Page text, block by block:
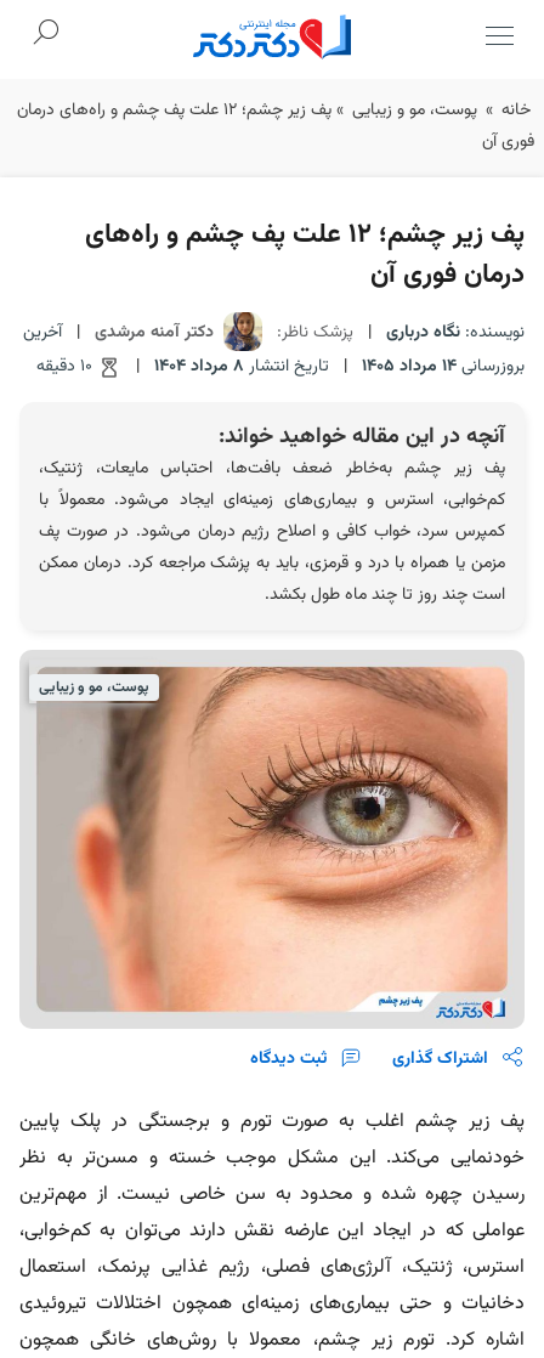
Skip
to
خانه » پوست، مو و زیبایی »
پف زیر چشم؛ 12 علت پف چشم و راه‌های درمان
فوری آن
پف زیر چشم؛ 12 علت پف چشم و راه‌های
درمان فوری آن
نویسنده: نگاه درباری | پزشک ناظر: دکتر آمنه مرشدی | آخرین
بروزرسانی14 مرداد 1405 | تاریخ انتشار 8 مرداد 1404 |
آنچه در این مقاله خواهید خواند:
پف زیر چشم به‌خاطر ضعف بافت‌ها، احتباس مایعات، ژنتیک،
کم‌خوابی، استرس و بیماری‌های زمینه‌ای ایجاد می‌شود. معمولاً با
کمپرس سرد، خواب کافی و اصلاح رژیم درمان می‌شود. در صورت پف
مزمن یا همراه با درد و قرمزی، باید به پزشک مراجعه کرد. درمان ممکن
است چند روز تا چند ماه طول بکشد.
پوست، مو و زیبایی
اشتراک گذاری ثبت دیدگاه
پف زیر چشم اغلب به صورت تورم و برجستگی در پلک پایین
خودنمایی می‌کند. این مشکل موجب خسته و مسن‌تر به نظر
رسیدن چهره شده و محدود به سن خاصی نیست. از مهم‌ترین
عواملی که در ایجاد این عارضه نقش دارند می‌توان به کم‌خوابی،
استرس، ژنتیک، آلرژی‌های فصلی، رژیم غذایی پرنمک، استعمال
دخانیات و حتی بیماری‌های زمینه‌ای همچون اختلالات تیروئیدی
اشاره کرد. تورم زیر چشم، معمولا با روش‌های خانگی همچون